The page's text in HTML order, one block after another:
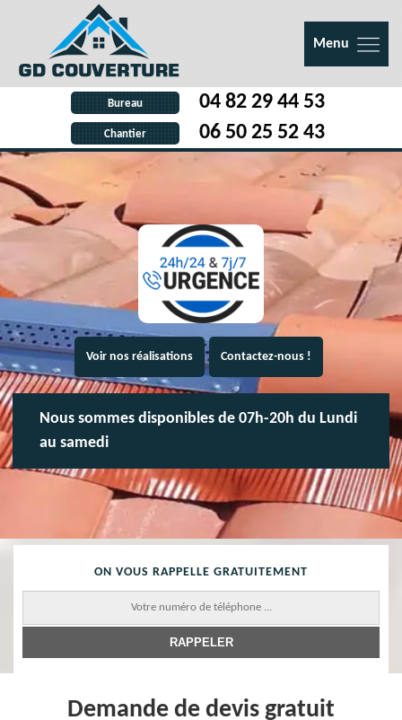
Menu
Bureau 04 82 29 44 53
Chantier 06 50 25 52 43
Voir nos réalisations Contactez-nous !
Nous sommes disponibles de 07h-20h du Lundi
au samedi
ON VOUS RAPPELLE GRATUITEMENT
Demande de devis gratuit